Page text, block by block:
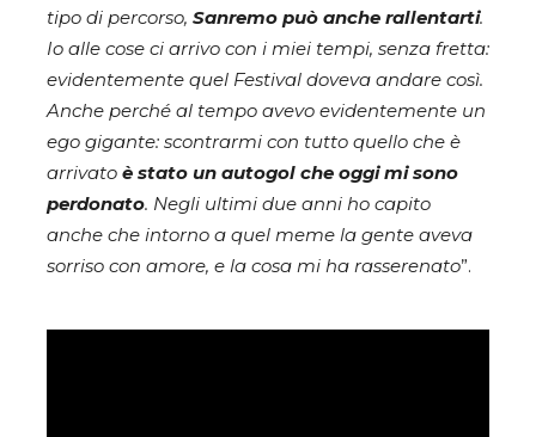
tipo di percorso, Sanremo può anche rallentarti.
Io alle cose ci arrivo con i miei tempi, senza fretta:
evidentemente quel Festival doveva andare così.
Anche perché al tempo avevo evidentemente un
ego gigante: scontrarmi con tutto quello che è
arrivato è stato un autogol che oggi mi sono
perdonato. Negli ultimi due anni ho capito
anche che intorno a quel meme la gente aveva
sorriso con amore, e la cosa mi ha rasserenato”.